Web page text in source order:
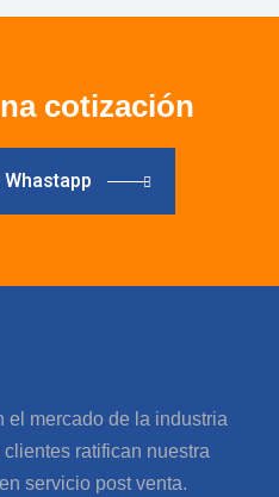
cotización
el mercado de la industria
ratifican nuestra
servicio post venta.